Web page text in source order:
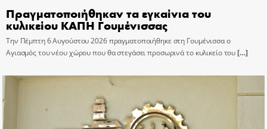
Πραγματοποιήθηκαν τα εγκαίνια του
κυλικείου ΚΑΠΗ Γουμένισσας
Την Πέμπτη 6 Αυγούστου 2026 πραγματοποιήθηκε στη Γουμένισσα ο
Αγιασμός του νέου χώρου που θα στεγάσει προσωρινά το κυλικείο του[…]